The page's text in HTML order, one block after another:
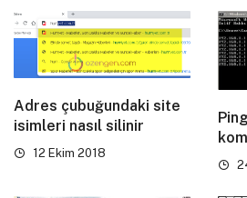
Adres çubuğundaki site
isimleri nasıl silinir
12 Ekim 2018